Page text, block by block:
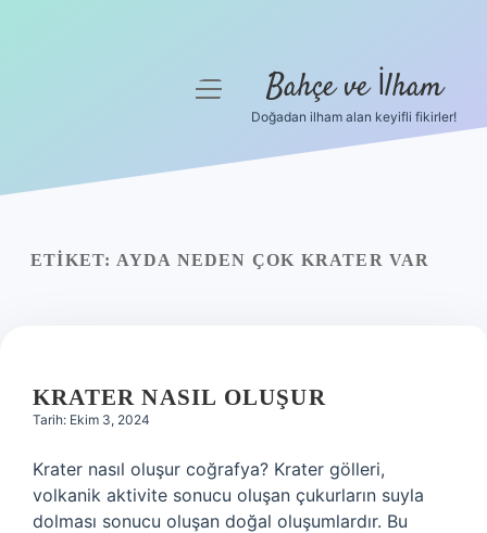
Yasal Uyarı
menüyü
Bahçe ve İlham
Doğadan ilham alan keyifli fikirler!
ETIKET: AYDA NEDEN ÇOK KRATER VAR
KRATER NASIL OLUŞUR
Tarih: Ekim 3, 2024
Krater nasıl oluşur coğrafya? Krater gölleri,
volkanik aktivite sonucu oluşan çukurların suyla
dolması sonucu oluşan doğal oluşumlardır. Bu